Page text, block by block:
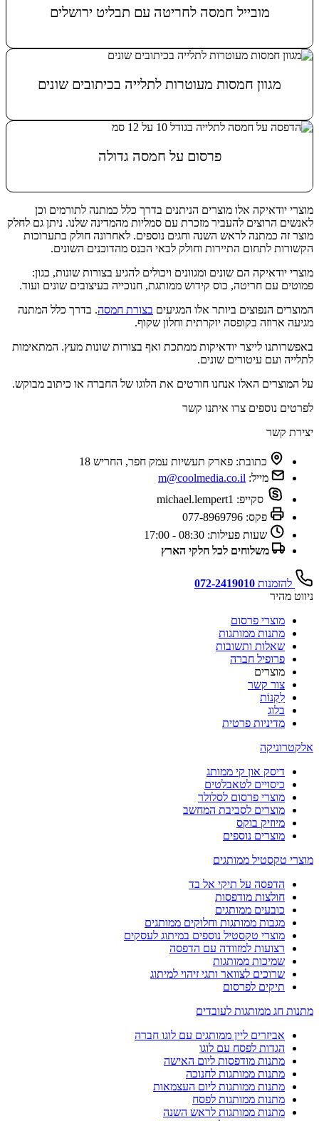
מובייל חמסה לחריטה עם תבליט ירושלים
מידע נוסף
מגוון חמסות מעוטרות לתלייה בכיתובים שונים
מידע נוסף
פרסום על חמסה גדולה
מידע נוסף
מוצרי יודאיקה אלו מוצרים הניתנים בדרך כלל כמתנה לתורמים וכן
לאנשים הרוצים להעביר מזכרת עם סמליות מהמדינה שלנו. ניתן גם לחלק
מוצר זה כמתנה לראש השנה וחגים נוספים. לאחרונה חולק בתערוכות
הקשורות לתחום התיירות וחולק לבאי הכנס מהדוכנים השונים.
מוצרי יודאיקה הם שונים ומגוונים ויכולים להגיע בצורות שונות, כגון:
פמוטים עם חריטה, כוס קידוש ממותגת, חנוכייה בעיצובים שונים ועוד.
המוצרים הנפוצים ביותר אלו המגיעים בצורת חמסה. בדרך כלל המתנה
מגיעה ארוזה בקופסה יוקרתית וחלון שקוף.
באפשרותנו לייצר יודאיקות ממתכת ואף בצורות שונות מעץ. המתאימות
לתלייה ועם עיטורים שונים.
על המוצרים האלו אנחנו חורטים את הלוגו של החברה או כיתוב מבוקש.
לפרטים נוספים צרו איתנו קשר
יצירת קשר
כתובת: פארק תעשיות עמק חפר, החריש 18
מייל: m@coolmedia.co.il
סקייפ: michael.lempert1
פקס: 077-8969796
שעות פעילות: 08:30 - 17:00
משלוחים לכל חלקי הארץ
להזמנות 072-2419010
ניווט מהיר
מוצרי פרסום
מתנות ממותגות
שאלות ותשובות
פרופיל חברה
מוצרים
צור קשר
לִקְנוֹת
בלוג
מדיניות פרטית
אלקטרוניקה
דיסק און קי ממותג
כיסויים לטאבלטים
מוצרי פרסום לסלולר
מוצרים לסביבת המחשב
מיוזיק בוקס
מוצרים נוספים
מוצרי טקסטיל ממותגים
הדפסה על תיקי אל בד
חולצות מודפסות
כובעים ממותגים
מגבות ממותגות וחלוקים ממותגים
מוצרי טקסטיל נוספים במיתוג לעסקים
רצועות למזוודה עם הדפסה
שמיכות ממותגות
שרוכים לצוואר ותגי זיהוי למיתוג
תיקים לפרסום
מתנות חג ממותגות לעובדים
אביזרים ליין ממותגים עם לוגו חברה
הגדות לפסח עם לוגו
מתנות מודפסות ליום האישה
מתנות ממותגות לחנוכה
מתנות ממותגות ליום העצמאות
מתנות ממותגות לפסח
מתנות ממותגות לראש השנה